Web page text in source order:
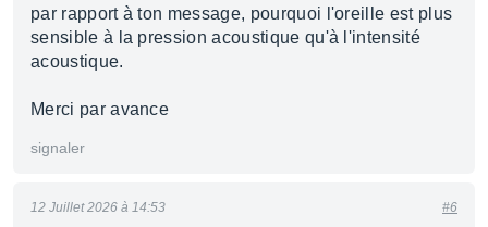
par rapport à ton message, pourquoi l'oreille est plus
sensible à la pression acoustique qu'à l'intensité
acoustique.
Merci par avance
signaler
12 Juillet 2026 à 14:53 #6